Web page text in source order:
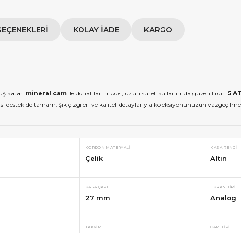
KOLAY İADE KARGO
katar. mineral cam ile donatılan model, uzun süreli kullanımda güvenilirdir. 5
destek de tamam. şık çizgileri ve kaliteli detaylarıyla koleksiyonunuzun
KORDON MATERYALI
Çelik
KASA RENGI
Altın
KASA ÇAPI
27 mm
EKRAN TIPI
Analog
TAKVIM CAM TIPI